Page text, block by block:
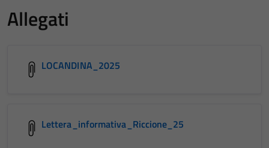
Allegati
LOCANDINA_2025
Lettera_informativa_Riccione_25